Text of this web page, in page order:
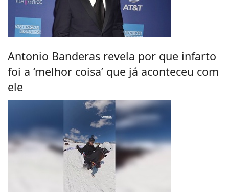
Antonio Banderas revela por que infarto
foi a ‘melhor coisa’ que já aconteceu com
ele